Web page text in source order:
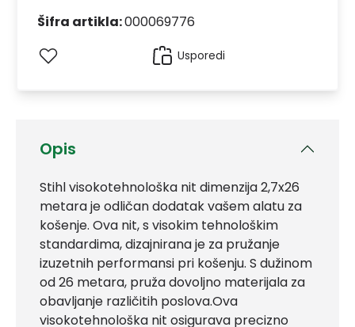
Opis
Stihl visokotehnološka nit dimenzija 2,7x26
metara je odličan dodatak vašem alatu za
košenje. Ova nit, s visokim tehnološkim
standardima, dizajnirana je za pružanje
izuzetnih performansi pri košenju. S dužinom
od 26 metara, pruža dovoljno materijala za
obavljanje različitih poslova.Ova
visokotehnološka nit osigurava precizno
Šifra artikla:000069776
Usporedi